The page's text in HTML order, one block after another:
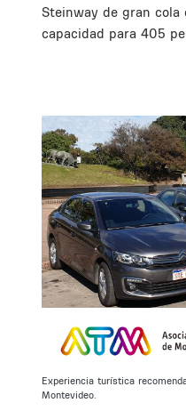
Steinway de gran cola
capacidad para 405
Experiencia turística
Montevideo.